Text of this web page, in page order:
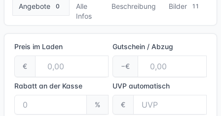
Angebote 0
Alle
Infos
Beschreibung Bilder 11
Preis im Laden
€
Gutschein / Abzug
−€
Rabatt an der Kasse
%
UVP automatisch
€